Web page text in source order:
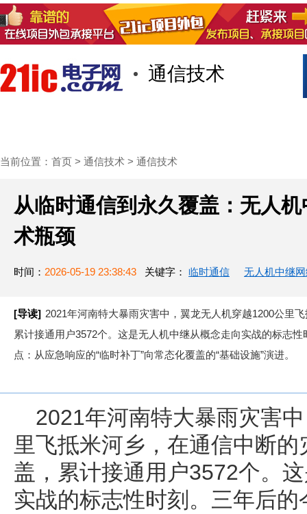
通信技术
当前位置： 首页 > 通信技术 > 通信技术
从临时通信到永久覆盖：无人
术瓶颈
时间： 2026-05-19 23:38:43 关键字： 临时通信 无人机中继
[导读] 2021年河南特大暴雨灾害中，翼龙无人机穿越1200公里
累计接通用户3572个。这是无人机中继从概念走向实战的标志
点：从应急响应的“临时补丁”向常态化覆盖的“基础设施”演进。
2021年河南特大暴雨灾害
里飞抵米河乡，在通信中断
盖，累计接通用户3572个。
实战的标志性时刻。三年后